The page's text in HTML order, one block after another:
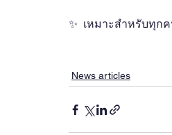
✨  เหมาะสำหรับทุก
News articles